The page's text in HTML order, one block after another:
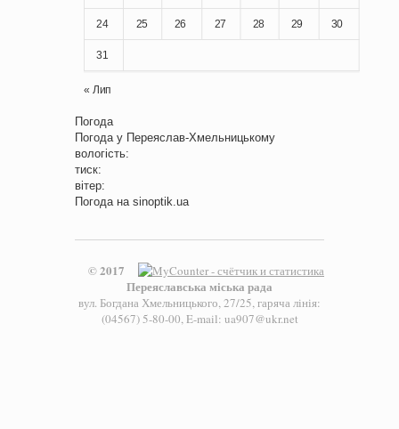
24 25 26 27 28 29 30
31
« Лип
Погода
Погода у Переяслав-Хмельницькому
вологість:
тиск:
вітер:
Погода на sinoptik.ua
© 2017
Переяславська міська рада
вул. Богдана Хмельницького, 27/25, гаряча лінія:
(04567) 5-80-00, E-mail: ua907@ukr.net